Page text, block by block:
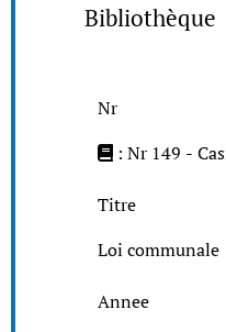
Bibliothèque
Nr
: Nr 149 -
Titre
Loi communale
Annee